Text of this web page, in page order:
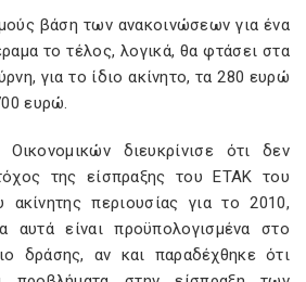
βάση των ανακοινώσεων για ένα
το τέλος, λογικά, θα φτάσει στα
για το ίδιο ακίνητο, τα 280 ευρώ
ευρώ.
διευκρίνισε ότι δεν
της είσπραξης του ΕΤΑΚ του
περιουσίας για το 2010,
είναι προϋπολογισμένα στο
δράσης, αν και παραδέχθηκε ότι